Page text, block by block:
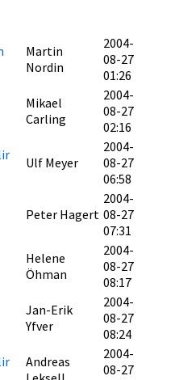
Martin
Nordin
2004-
08-27
01:26
Mikael
Carling
2004-
08-27
02:16
Ulf Meyer
2004-
08-27
06:58
Peter Hagert
2004-
08-27
07:31
Helene
Öhman
2004-
08-27
08:17
Jan-Erik
Yfver
2004-
08-27
08:24
Andreas
2004-
08-27